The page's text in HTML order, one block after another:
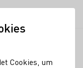
Cookies, um